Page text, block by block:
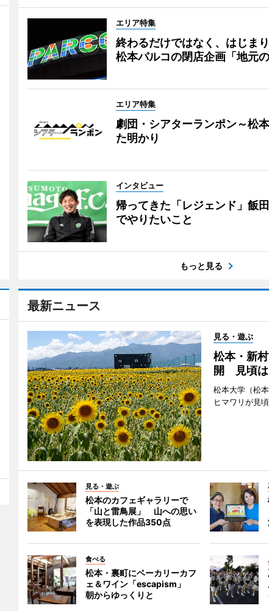
エリア特集
終わるだけではなく、はじまり
松本パルコの閉店企画「地元
エリア特集
劇団・シアターランポン～松
た明かり
インタビュー
帰ってきた「レジェンド」飯
でやりたいこと
もっと見る
最新ニュース
見る・遊ぶ
松本・新
開 見頃は
松本大学（松
ヒマワリが見
見る・遊ぶ
松本のカフェギャラリーで
「山と雷鳥展」 山への思い
を表現した作品350点
食べる
松本・裏町にベーカリーカフ
ェ＆ワイン「escapism」
朝からゆっくりと